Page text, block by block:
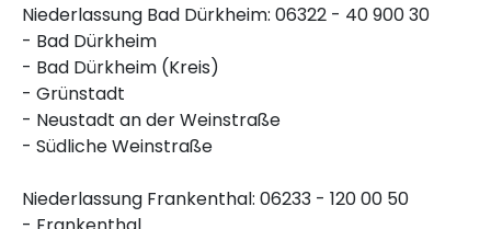
Niederlassung Bad Dürkheim: 06322 - 40 900 30
- Bad Dürkheim
- Bad Dürkheim (Kreis)
- Grünstadt
- Neustadt an der Weinstraße
- Südliche Weinstraße
Niederlassung Frankenthal: 06233 - 120 00 50